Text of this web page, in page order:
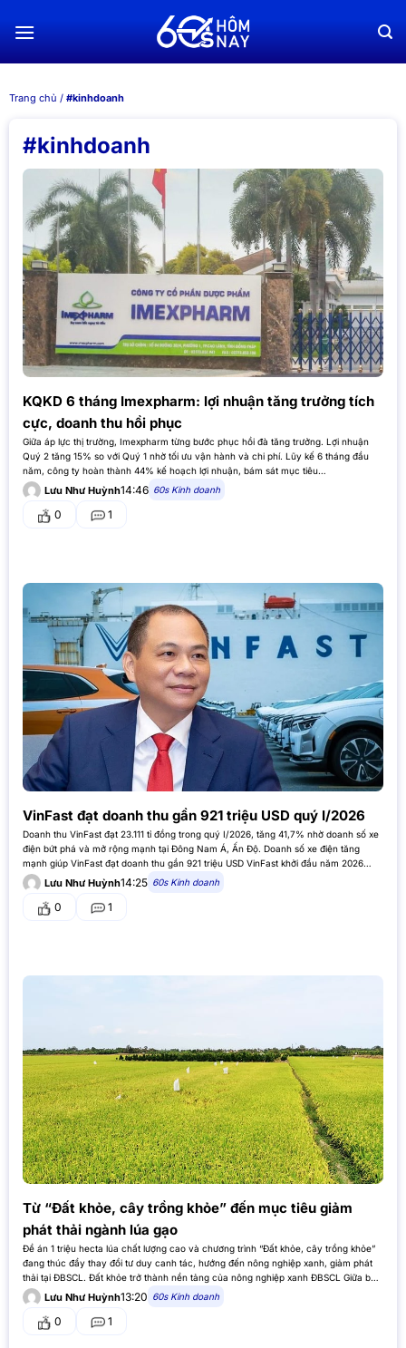
đến
Trang chủ / #kinhdoanh
#kinhdoanh
KQKD 6 tháng Imexpharm: lợi nhuận tăng trưởng tích
cực, doanh thu hồi phục
Giữa áp lực thị trường, Imexpharm từng bước phục hồi đà tăng trưởng. Lợi nhuận
Quý 2 tăng 15% so với Quý 1 nhờ tối ưu vận hành và chi phí. Lũy kế 6 tháng đầu
năm, công ty hoàn thành 44% kế hoạch lợi nhuận, bám sát mục tiêu…
Lưu Như Huỳnh14:46 60s Kinh doanh
0 1
VinFast đạt doanh thu gần 921 triệu USD quý I/2026
Doanh thu VinFast đạt 23.111 tỉ đồng trong quý I/2026, tăng 41,7% nhờ doanh số xe
điện bứt phá và mở rộng mạnh tại Đông Nam Á, Ấn Độ. Doanh số xe điện tăng
mạnh giúp VinFast đạt doanh thu gần 921 triệu USD VinFast khởi đầu năm 2026
với… Lưu Như Huỳnh14:25 60s Kinh doanh
0 1
Từ “Đất khỏe, cây trồng khỏe” đến mục tiêu giảm
phát thải ngành lúa gạo
Đề án 1 triệu hecta lúa chất lượng cao và chương trình “Đất khỏe, cây trồng khỏe”
đang thúc đẩy thay đổi tư duy canh tác, hướng đến nông nghiệp xanh, giảm phát
thải tại ĐBSCL. Đất khỏe trở thành nền tảng của nông nghiệp xanh ĐBSCL Giữa bối
cảnh…Lưu Như Huỳnh13:20 60s Kinh doanh
0 1